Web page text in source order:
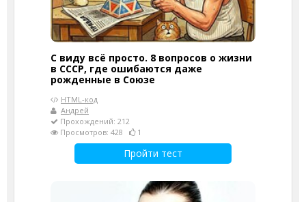
С виду всё просто. 8 вопросов о жизни
в СССР, где ошибаются даже
рожденные в Союзе
HTML-код
Андрей
Прохождений: 212
Просмотров: 428
1
Пройти тест